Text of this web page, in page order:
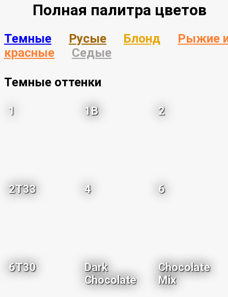
Полная палитра цветов
Темные Русые Блонд
Рыжие
красные
Седые
Темные оттенки
1 1B 2
2T33 4 6
6T30
Dark
Chocolate
Chocolate
Mix